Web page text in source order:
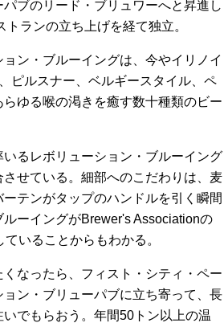
ブのリード・ブリュワーへと昇進し
ランの立ち上げを経て独立。
ン・ブルーイングは、今やイリノイ
ピルスナー、ベルギースタイル、ペ
ゆる喉の渇きを癒す数十種類のビー
るレボリューション・ブルーイング
せている。細部へのこだわりは、麦
テンがタップのハンドルを引く瞬間
ーイングがBrewer's Associationの
いることからもわかる。
なったら、フィスト・シティ・ペー
ン・ブリューパブに立ち寄って、長
でもらおう。年間50トン以上の温